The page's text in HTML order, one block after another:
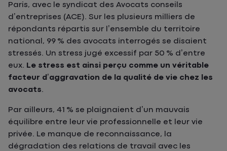
Paris, avec le syndicat des Avocats conseils
d’entreprises (ACE). Sur les plusieurs milliers de
répondants répartis sur l’ensemble du territoire
national, 99 % des avocats interrogés se disaient
stressés. Un stress jugé excessif par 50 % d’entre
eux. Le stress est ainsi perçu comme un véritable
facteur d’aggravation de la qualité de vie chez les
avocats.
Par ailleurs, 41 % se plaignaient d’un mauvais
équilibre entre leur vie professionnelle et leur vie
privée. Le manque de reconnaissance, la
dégradation des relations de travail avec les